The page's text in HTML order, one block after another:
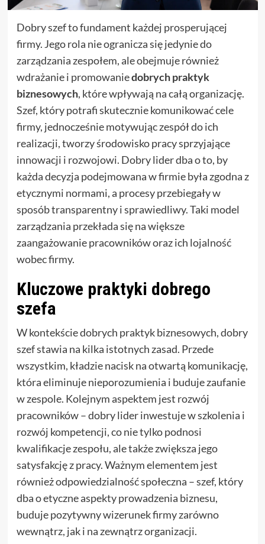
Dobry szef to fundament każdej prosperującej
firmy. Jego rola nie ogranicza się jedynie do
zarządzania zespołem, ale obejmuje również
wdrażanie i promowaniedobrych praktyk
biznesowych, które wpływają na całą organizację.
Szef, który potrafi skutecznie komunikować cele
firmy, jednocześnie motywując zespół do ich
realizacji, tworzy środowisko pracy sprzyjające
innowacji i rozwojowi. Dobry lider dba o to, by
każda decyzja podejmowana w firmie była zgodna z
etycznymi normami, a procesy przebiegały w
sposób transparentny i sprawiedliwy. Taki model
zarządzania przekłada się na większe
zaangażowanie pracowników oraz ich lojalność
wobec firmy.
Kluczowe praktyki dobrego
szefa
W kontekście dobrych praktyk biznesowych, dobry
szef stawia na kilka istotnych zasad. Przede
wszystkim, kładzie nacisk na otwartą komunikację,
która eliminuje nieporozumienia i buduje zaufanie
w zespole. Kolejnym aspektem jest rozwój
pracowników – dobry lider inwestuje w szkolenia i
rozwój kompetencji, co nie tylko podnosi
kwalifikacje zespołu, ale także zwiększa jego
satysfakcję z pracy. Ważnym elementem jest
również odpowiedzialność społeczna – szef, który
dba o etyczne aspekty prowadzenia biznesu,
buduje pozytywny wizerunek firmy zarówno
wewnątrz, jak i na zewnątrz organizacji.